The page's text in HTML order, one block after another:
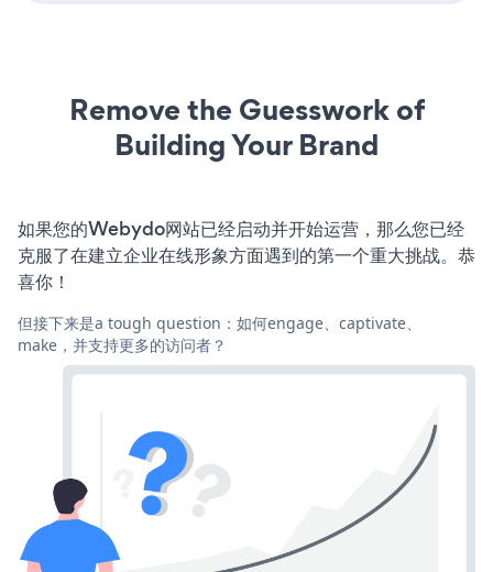
Remove the Guesswork of
Building Your Brand
如果您的Webydo网站已经启动并开始运营，那么您已经
克服了在建立企业在线形象方面遇到的第一个重大挑战。恭
喜你！
但接下来是a tough question：如何engage、captivate、
make，并支持更多的访问者？